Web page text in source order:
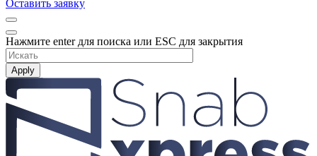
Оставить заявку
Нажмите enter для поиска или ESC для закрытия
Apply